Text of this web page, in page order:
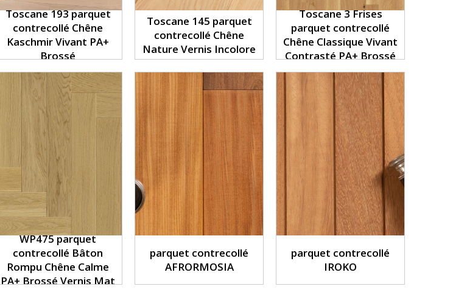
Toscane 193 parquet
contrecollé Chêne
Kaschmir Vivant PA+
Brossé
Toscane 145 parquet
contrecollé Chêne
Nature Vernis Incolore
Toscane 3 Frises
parquet contrecollé
Chêne Classique Vivant
Contrasté PA+ Brossé
WP475 parquet
contrecollé Bâton
Rompu Chêne Calme
PA+ Brossé Vernis Mat
parquet contrecollé
AFRORMOSIA
parquet contrecollé
IROKO